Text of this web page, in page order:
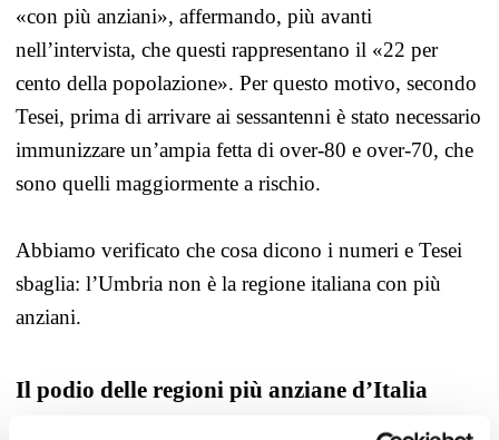
«con più anziani», affermando, più avanti
nell’intervista, che questi rappresentano il «22 per
cento della popolazione». Per questo motivo, secondo
Tesei, prima di arrivare ai sessantenni è stato necessario
immunizzare un’ampia fetta di over-80 e over-70, che
sono quelli maggiormente a rischio.
Abbiamo verificato che cosa dicono i numeri e Tesei
sbaglia: l’Umbria non è la regione italiana con più
anziani.
Il podio delle regioni più anziane d’Italia